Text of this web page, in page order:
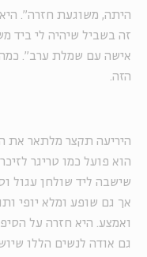
היתה, משוגעת חזרה".
זה בשביל שיהיה לי ביד
אישה עם שמלת ערב". כמה
הזה.
היריעה תקצר מלתאר את
הוא פועל כמו טריגר
שישבה ליד שולחן עגול
אך גם שופע ומלא יופי
ואמצע. היא חזרה על
גם אודה לנשים הללו